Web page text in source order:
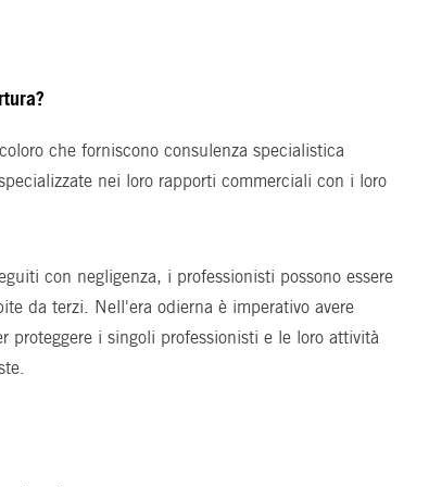
che forniscono consulenza specialistica
nei loro rapporti commerciali con i loro
con negligenza, i professionisti possono essere
da terzi. Nell'era odierna è imperativo avere
proteggere i singoli professionisti e le loro attività